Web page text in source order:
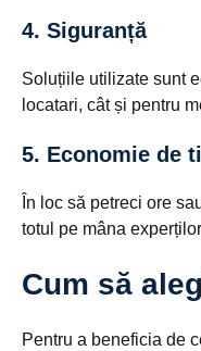
4. Siguranță
Soluțiile utilizate sunt
locatari, cât și pentru
5. Economie de
În loc să petreci ore
totul pe mâna
Cum să
Pentru a beneficia de